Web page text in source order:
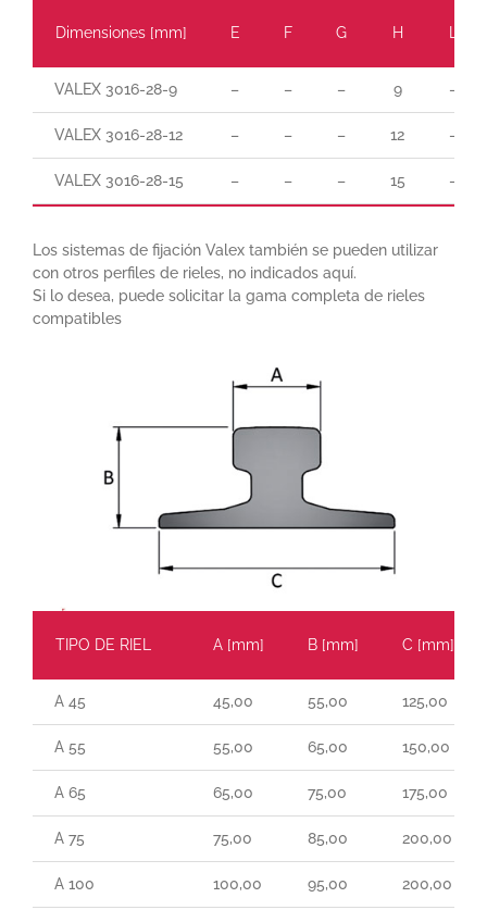
Dimensiones [mm] E F G H L
VALEX 3016-28-9 – – – 9 –
VALEX 3016-28-12 – – – 12 –
VALEX 3016-28-15 – – – 15 –
Los sistemas de fijación Valex también se pueden utilizar
con otros perfiles de rieles, no indicados aquí.
Si lo desea, puede solicitar la gama completa de rieles
compatibles
TIPO DE RIEL A [mm] B [mm] C [mm]
A 45 45,00 55,00 125,00
A 55 55,00 65,00 150,00
A 65 65,00 75,00 175,00
A 75 75,00 85,00 200,00
A 100 100,00 95,00 200,00